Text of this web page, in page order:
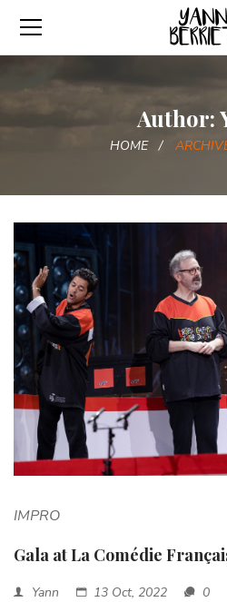
Author:
HOME
IMPRO
Gala at La Comédie
Yann 13 Oct, 2022 0